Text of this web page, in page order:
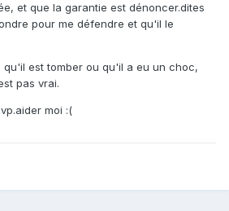
et que la garantie est dénoncer.dites
pour me défendre et qu'il le
qu'il est tomber ou qu'il a eu un choc,
pas vrai.
moi :(